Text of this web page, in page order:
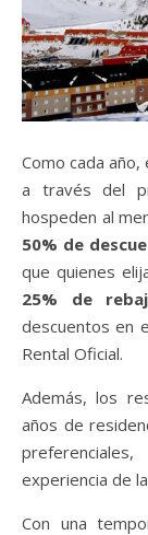
Como cada
a través del
hospeden al
50% de
que quienes
25% de
descuentos en
Rental Oficial.
Además, los
años de
experiencia de
Con una